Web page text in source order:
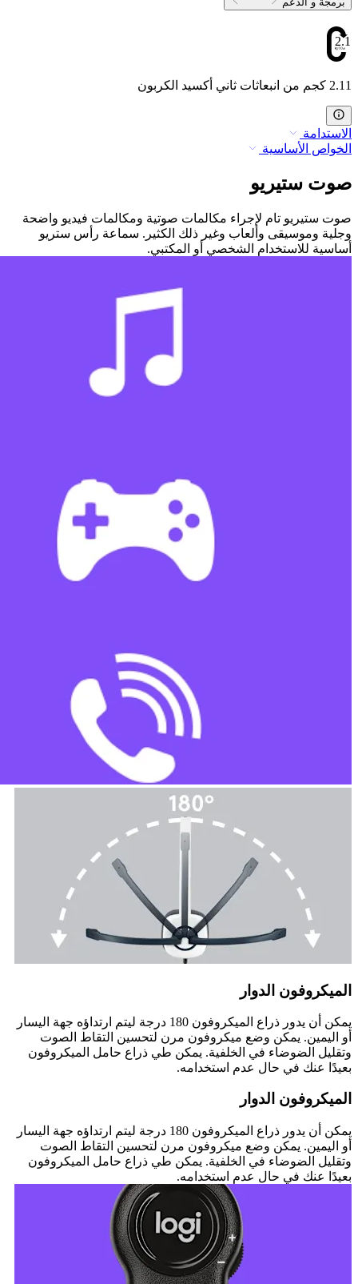
2.11
2.11 كجم من انبعاثات ثاني أكسيد الكربون
الاستدامة
الخواص الأساسية
صوت ستيريو
صوت ستيريو تام لإجراء مكالمات صوتية ومكالمات فيديو واضحة
وجلية وموسيقى وألعاب وغير ذلك الكثير. سماعة رأس ستريو
أساسية للاستخدام الشخصي أو المكتبي.
الميكروفون الدوار
يمكن أن يدور ذراع الميكروفون 180 درجة ليتم ارتداؤه جهة اليسار
أو اليمين. يمكن وضع ميكروفون مرن لتحسين التقاط الصوت
وتقليل الضوضاء في الخلفية. يمكن طي ذراع حامل الميكروفون
بعيدًا عنك في حال عدم استخدامه.
الميكروفون الدوار
يمكن أن يدور ذراع الميكروفون 180 درجة ليتم ارتداؤه جهة اليسار
أو اليمين. يمكن وضع ميكروفون مرن لتحسين التقاط الصوت
وتقليل الضوضاء في الخلفية. يمكن طي ذراع حامل الميكروفون
بعيدًا عنك في حال عدم استخدامه.